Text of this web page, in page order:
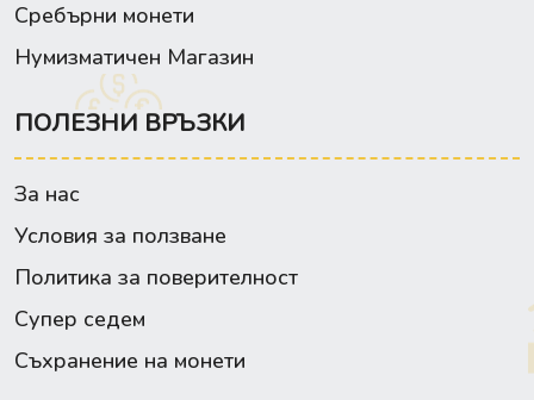
Сребърни монети
Нумизматичен Магазин
ПОЛЕЗНИ ВРЪЗКИ
За нас
Условия за ползване
Политика за поверителност
Супер седем
Съхранение на монети